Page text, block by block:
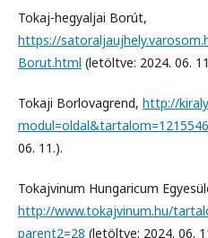
Tokaj-hegyaljai Borút,
https://
Borut.html (letöltve: 2024. 06.
Tokaji Borlovagrend, http://
06. 11.).
Tokajvinum Hungaricum
http://www.tokajvinum.hu/
parent2=28 (letöltve: 2024. 06.